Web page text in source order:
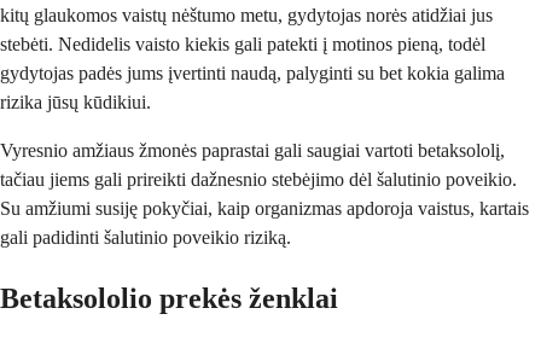
kitų glaukomos vaistų nėštumo metu, gydytojas norės atidžiai jus
stebėti. Nedidelis vaisto kiekis gali patekti į motinos pieną, todėl
gydytojas padės jums įvertinti naudą, palyginti su bet kokia galima
rizika jūsų kūdikiui.
Vyresnio amžiaus žmonės paprastai gali saugiai vartoti betaksololį,
tačiau jiems gali prireikti dažnesnio stebėjimo dėl šalutinio poveikio.
Su amžiumi susiję pokyčiai, kaip organizmas apdoroja vaistus, kartais
gali padidinti šalutinio poveikio riziką.
Betaksololio prekės ženklai